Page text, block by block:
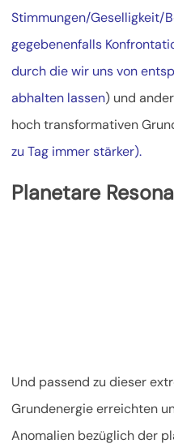
Stimmungen/Geselligkeit/
gegebenenfalls
durch die wir uns von
abhalten lassen) und
hoch transformativen
zu Tag immer stärker).
Planetare
Und passend zu dieser
Grundenergie erreichten
Anomalien bezüglich der